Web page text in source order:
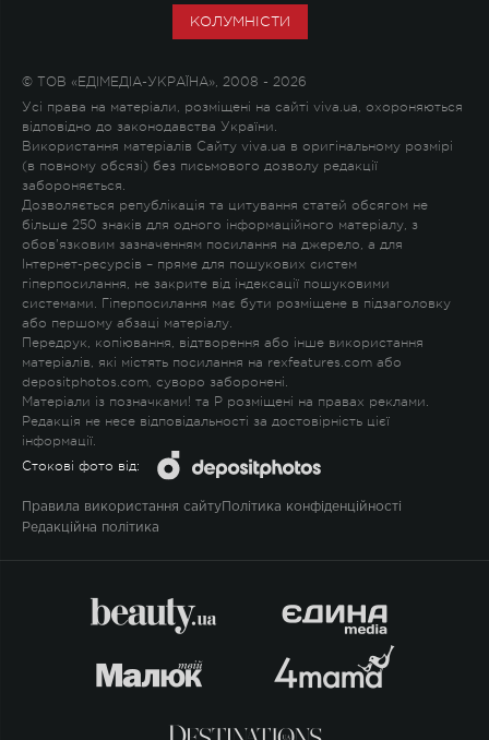
КОЛУМНІСТИ
© ТОВ «ЕДІМЕДІА-УКРАЇНА», 2008 - 2026
Усі права на матеріали, розміщені на сайті viva.ua, охороняються
відповідно до законодавства України.
Використання матеріалів Сайту viva.ua в оригінальному розмірі
(в повному обсязі) без письмового дозволу редакції
забороняється.
Дозволяється републікація та цитування статей обсягом не
більше 250 знаків для одного інформаційного матеріалу, з
обов'язковим зазначенням посилання на джерело, а для
Інтернет-ресурсів – пряме для пошукових систем
гіперпосилання, не закрите від індексації пошуковими
системами. Гіперпосилання має бути розміщене в підзаголовку
або першому абзаці матеріалу.
Передрук, копіювання, відтворення або інше використання
матеріалів, які містять посилання на rexfeatures.com або
depositphotos.com, суворо заборонені.
Матеріали із позначками! та P розміщені на правах реклами.
Редакція не несе відповідальності за достовірність цієї
інформації.
Стокові фото від:
Правила використання сайту Політика конфіденційності
Редакційна політика